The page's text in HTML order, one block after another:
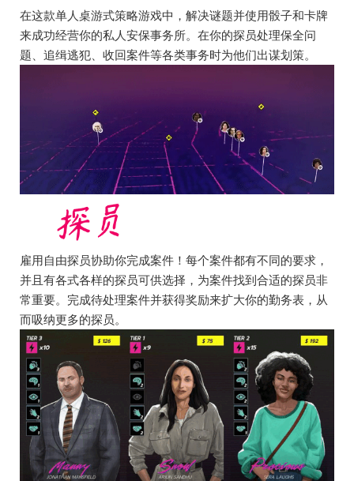
在这款单人桌游式策略游戏中，解决谜题并使用骰子和卡牌
来成功经营你的私人安保事务所。在你的探员处理保全问
题、追缉逃犯、收回案件等各类事务时为他们出谋划策。
雇用自由探员协助你完成案件！每个案件都有不同的要求，
并且有各式各样的探员可供选择，为案件找到合适的探员非
常重要。完成待处理案件并获得奖励来扩大你的勤务表，从
而吸纳更多的探员。